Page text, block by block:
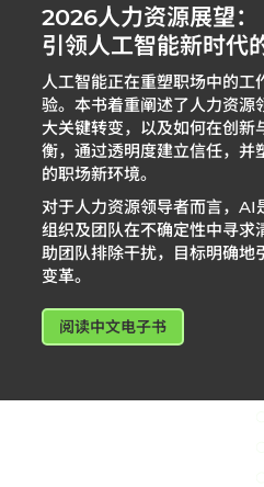
2026人力资源展望：
引领人工智能新时代
人工智能正在重塑职场中的工
验。本书着重阐述了人力资源
大关键转变，以及如何在创新
衡，通过透明度建立信任，并
的职场新环境。​
对于人力资源领导者而言，AI
组织及团队在不确定性中寻求
助团队排除干扰，目标明确地
变革。
阅读中文电子书